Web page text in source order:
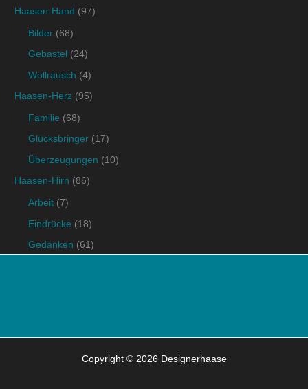
Haasen-Hand (97)
Bilder (68)
Gebastel (24)
Wollrausch (4)
Haasen-Herz (95)
Familie (68)
Glücksbringer (17)
Überzeugungen (10)
Haasen-Hirn (86)
Arbeit (7)
Eindrücke (18)
Gedanken (61)
Copyright © 2026 Designerhaase